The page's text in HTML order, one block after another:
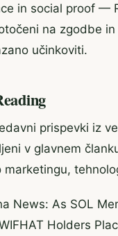
in social proof —
na zgodbe
učinkoviti.
prispevki iz
v glavnem
marketingu,
News: As SOL
Holders